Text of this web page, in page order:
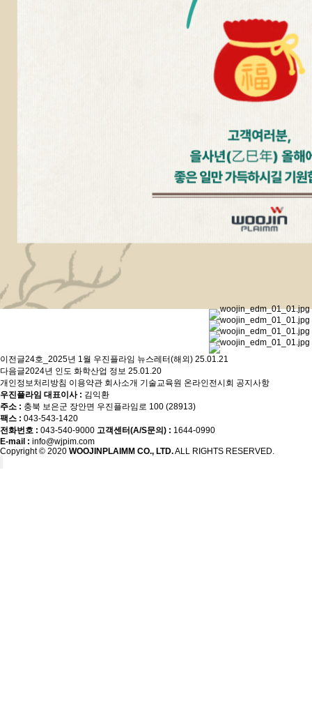
이전글24호_2025년 1월 우진플라임 뉴스레터(해외) 25.01.21
다음글2024년 인도 화학산업 정보 25.01.20
개인정보처리방침 이용약관 회사소개 기술교육원 온라인전시회 공지사항
우진플라임 대표이사 : 김익환
주소 : 충북 보은군 장안면 우진플라임로 100 (28913)
팩스 : 043-543-1420
전화번호 : 043-540-9000 고객센터(A/S문의) : 1644-0990
E-mail : info@wjpim.com
Copyright © 2020 WOOJINPLAIMM CO., LTD.ALL RIGHTS RESERVED.